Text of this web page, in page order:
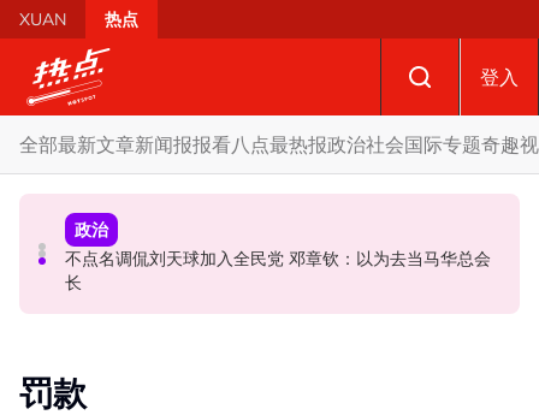
Skip to main content
XUAN 热点
登入
全部最新文章新闻报报看八点最热报政治社会国际专题奇趣
政治
哈迪“土团已自动退出国盟论”惹议 达基尤丁：伊党准备好
向社团局解释
社会
甫开店遭凶徒闯入 甲洞投注站女职员遭纵火 全身50%烧伤
政治
不点名调侃刘天球加入全民党 邓章钦：以为去当马华总会
长
罚款